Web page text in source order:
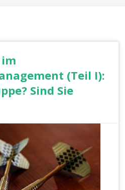
(Teil I):
Sind Sie